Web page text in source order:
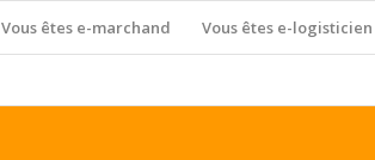
Vous êtes e-marchand Vous êtes e-logisticien